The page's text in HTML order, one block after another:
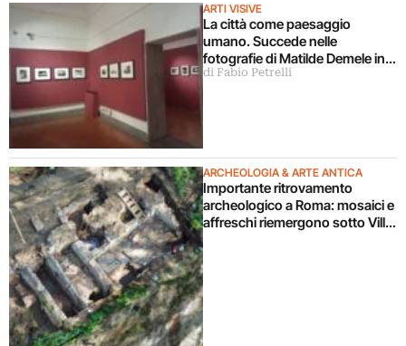
ARTI VISIVE
La città come paesaggio
umano. Succede nelle
fotografie di Matilde Demele in
mostra a Roma
di Fabio Petrelli
ARCHEOLOGIA & ARTE ANTICA
Importante ritrovamento
archeologico a Roma: mosaici e
affreschi riemergono sotto Villa